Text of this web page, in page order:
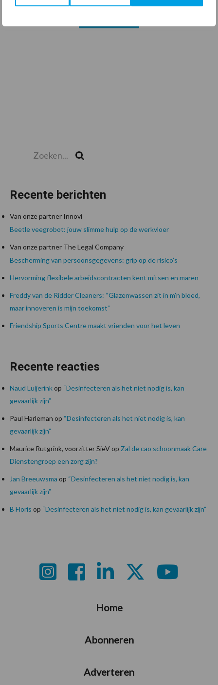
Recente berichten
Van onze partner Innovi
Beetle veegrobot: jouw slimme hulp op de werkvloer
Van onze partner The Legal Company
Bescherming van persoonsgegevens: grip op de risico’s
Hervorming flexibele arbeidscontracten kent mitsen en maren
Freddy van de Ridder Cleaners: “Glazenwassen zit in m’n bloed,
maar innoveren is mijn toekomst”
Friendship Sports Centre maakt vrienden voor het leven
Recente reacties
Naud Luijerinkop “Desinfecteren als het niet nodig is, kan
gevaarlijk zijn”
Paul Harleman op “Desinfecteren als het niet nodig is, kan
gevaarlijk zijn”
Maurice Rutgrink, voorzitter SieVop Zal de cao schoonmaak Care
Dienstengroep een zorg zijn?
Jan Breeuwsma op “Desinfecteren als het niet nodig is, kan
gevaarlijk zijn”
B Floris op “Desinfecteren als het niet nodig is, kan gevaarlijk zijn”
Home
Abonneren
Adverteren